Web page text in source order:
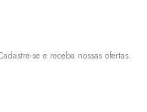
se e receba nossas ofertas.